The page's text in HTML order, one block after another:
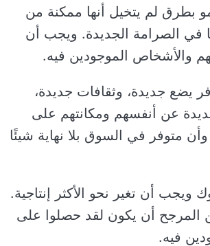
بطرق لم يتخيل أنها ممكنة من
في الصرامة الجديدة. ويجب أن
والأشخاص الموجودين فيه.
يضع جديدة، وثقافات جديدة،
عن أنفسهم ومكانتهم على
متوفر في السوق بلا نهاية شيئًا
أن تغير نحو الأكثر إنتاجية.
المرجح أن يكون لقد حصلوا على
فيه.